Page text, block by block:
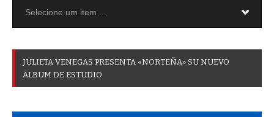
JULIETA VENEGAS PRESENTA «NORTEÑA» SU NUEVO
ÁLBUM DE ESTUDIO